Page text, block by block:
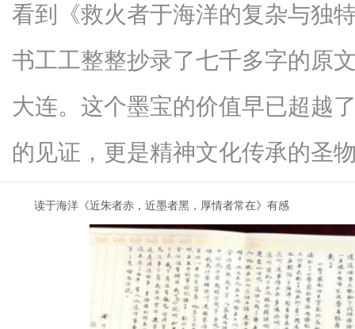
看到《救火者于海洋的复杂与独
书工工整整抄录了七千多字的原
大连。这个墨宝的价值早已超越
的见证，更是精神文化传承的圣
读于海洋《近朱者赤，近墨者黑，厚情者常在》有感